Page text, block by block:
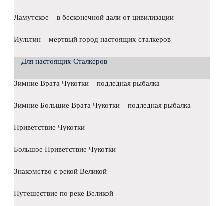
Ламутское – в бесконечной дали от цивилизации
Иультин – мертвый город настоящих сталкеров
Для настоящих Сталкеров
Зимние Врата Чукотки – подледная рыбалка
Зимние Большие Врата Чукотки – подледная рыбалка
Приветствие Чукотки
Большое Приветствие Чукотки
Знакомство с рекой Великой
Путешествие по реке Великой